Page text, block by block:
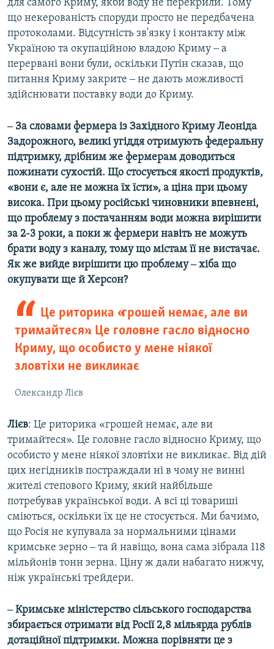
для самого Криму, якби воду не перекрили. Тому
що некерованість споруди просто не передбачена
протоколами. Відсутність зв'язку і контакту між
Україною та окупаційною владою Криму ‒ а
перервані вони були, оскільки Путін сказав, що
питання Криму закрите ‒ не дають можливості
здійснювати поставку води до Криму.
‒ За словами фермера із Західного Криму Леоніда
Задорожного, великі угіддя отримують федеральну
підтримку, дрібним же фермерам доводиться
пожинати сухостій. Що стосується якості продуктів,
«вони є, але не можна їх їсти», а ціна при цьому
висока. При цьому російські чиновники впевнені,
що проблему з постачанням води можна вирішити
за 2-3 роки, а поки ж фермери навіть не можуть
брати воду з каналу, тому що містам її не вистачає.
Як же вийде вирішити цю проблему ‒ хіба що
окупувати ще й Херсон?
Це риторика «грошей немає, але ви
тримайтеся». Це головне гасло відносно
Криму, що особисто у мене ніякої
зловтіхи не викликає
Олександр Лієв
Лієв: Це риторика «грошей немає, але ви
тримайтеся». Це головне гасло відносно Криму, що
особисто у мене ніякої зловтіхи не викликає. Від дій
цих негідників постраждали ні в чому не винні
жителі степового Криму, який найбільше
потребував української води. А всі ці товариші
сміються, оскільки їх це не стосується. Ми бачимо,
що Росія не купувала за нормальними цінами
кримське зерно ‒ та й навіщо, вона сама зібрала 118
мільйонів тонн зерна. Ціну ж дали набагато нижчу,
ніж українські трейдери.
‒ Кримське міністерство сільського господарства
збирається отримати від Росії 2,8 мільярда рублів
дотаційної підтримки. Можна порівняти це з